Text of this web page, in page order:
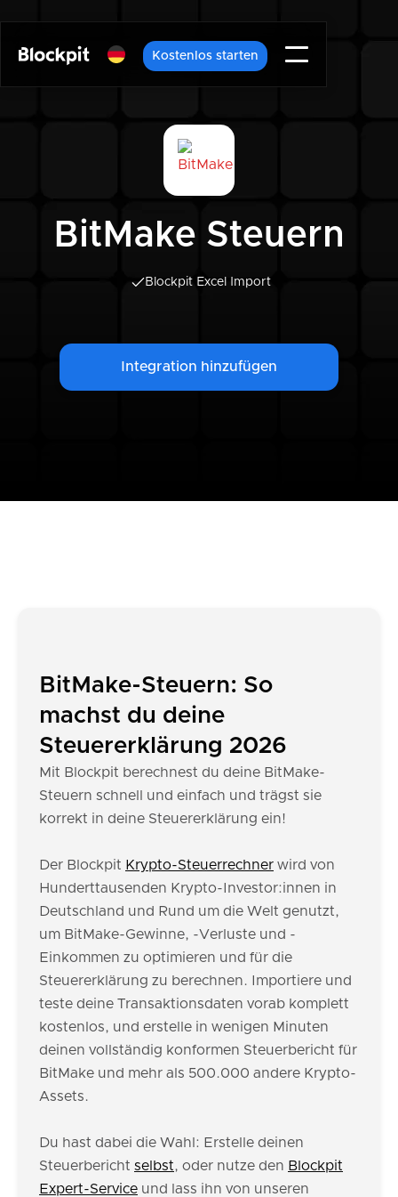
Kostenlos starten
BitMake Steuern
Blockpit Excel Import
Integration hinzufügen
BitMake-Steuern: So
machst du deine
Steuererklärung 2026
Mit Blockpit berechnest du deine BitMake-
Steuern schnell und einfach und trägst sie
korrekt in deine Steuererklärung ein!
Der Blockpit Krypto-Steuerrechner wird von
Hunderttausenden Krypto-Investor:innen in
Deutschland und Rund um die Welt genutzt,
um BitMake-Gewinne, -Verluste und -
Einkommen zu optimieren und für die
Steuererklärung zu berechnen. Importiere und
teste deine Transaktionsdaten vorab komplett
kostenlos, und erstelle in wenigen Minuten
deinen vollständig konformen Steuerbericht für
BitMake und mehr als 500.000 andere Krypto-
Assets.
Du hast dabei die Wahl: Erstelle deinen
Steuerbericht selbst, oder nutze den Blockpit
Expert-Service und lass ihn von unseren